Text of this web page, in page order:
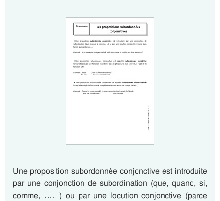
Une proposition subordonnée conjonctive est introduite
par une conjonction de subordination (que, quand, si,
comme, ….. ) ou par une locution conjonctive (parce